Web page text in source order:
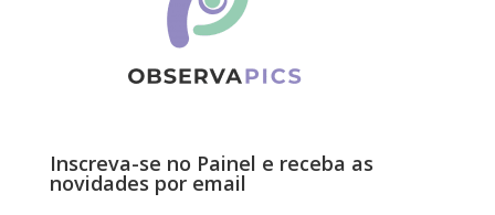
Inscreva-se no Painel e receba as
novidades por email